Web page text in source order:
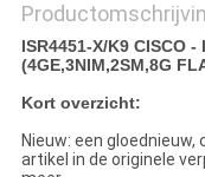
ISR4451-X/K9 CISCO
(4GE,3NIM,2SM,8G
Kort overzicht:
Nieuw: een
artikel in de originele